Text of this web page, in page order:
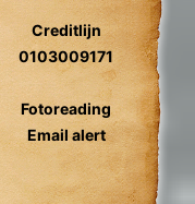
Creditlijn
0103009171
Fotoreading
Email alert